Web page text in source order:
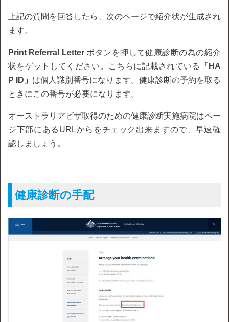
上記の質問を回答したら、次のページで紹介状が生成され
ます。
Print Referral Letterボタンを押して健康診断の為の紹介
状をゲットしてください。こちらに記載されている
「HA
P ID」 は個人識別番号になります。健康診断の予約を取る
ときにこの番号が必要になります。
オーストラリアビザ取得のための健康診断実施病院はペー
ジ下部にあるURLからをチェック出来ますので、早速確
認しましょう。
健康診断の手配